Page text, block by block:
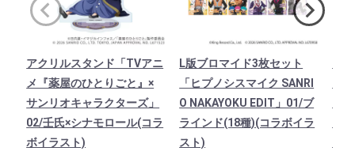
アクリルスタンド「TVアニ
メ『薬屋のひとりごと』×
サンリオキャラクターズ」
02/壬氏×シナモロール(コラ
ボイラスト)
L版ブロマイド3枚セット
「ヒプノシスマイク SANRI
O NAKAYOKU EDIT」01/ブ
ラインド(18種)(コラボイラ
スト)